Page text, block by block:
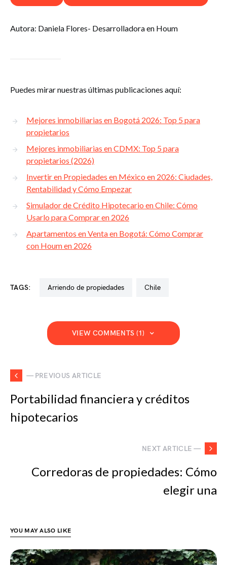
Autora: Daniela Flores- Desarrolladora en Houm
Puedes mirar nuestras últimas publicaciones aquí:
Mejores inmobiliarias en Bogotá 2026: Top 5 para
propietarios
Mejores inmobiliarias en CDMX: Top 5 para
propietarios (2026)
Invertir en Propiedades en México en 2026: Ciudades,
Rentabilidad y Cómo Empezar
Simulador de Crédito Hipotecario en Chile: Cómo
Usarlo para Comprar en 2026
Apartamentos en Venta en Bogotá: Cómo Comprar
con Houm en 2026
TAGS: arriendo de propiedades chile
VIEW COMMENTS (1)
— PREVIOUS ARTICLE
Portabilidad financiera y créditos
hipotecarios
NEXT ARTICLE —
Corredoras de propiedades: Cómo
elegir una
YOU MAY ALSO LIKE